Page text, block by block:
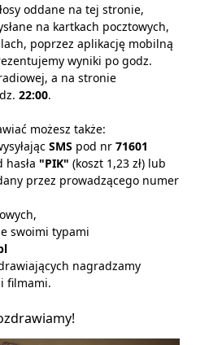
oddane na tej stronie,
na kartkach pocztowych,
poprzez aplikację mobilną
wyniki po godz.
a na stronie
22:00.
możesz także:
SMS pod nr 71601
hasła "PIK" (koszt 1,23 zł) lub
przez prowadzącego numer
swoimi typami
nagradzamy
filmami.